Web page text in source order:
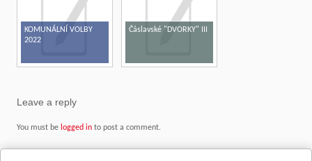
KOMUNÁLNÍ VOLBY
2022
Čáslavské "DVORKY" III
Leave a reply
You must be logged into post a comment.